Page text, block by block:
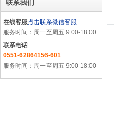
联系我们
在线客服点击联系微信客服
服务时间：周一至周五 9:00-18:00
联系电话
0551-62864156-601
服务时间：周一至周五 9:00-18:00